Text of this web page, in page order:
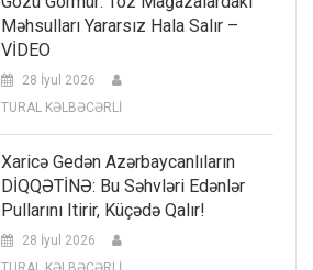
Məhsulları Yararsız Hala Salır –
VİDEO
28 İyul 2026
TURAL KƏLBƏCƏRLİ
Xaricə Gedən Azərbaycanlıların
DİQQƏTİNƏ: Bu Səhvləri Edənlər
Pullarını Itirir, Küçədə Qalır!
28 İyul 2026